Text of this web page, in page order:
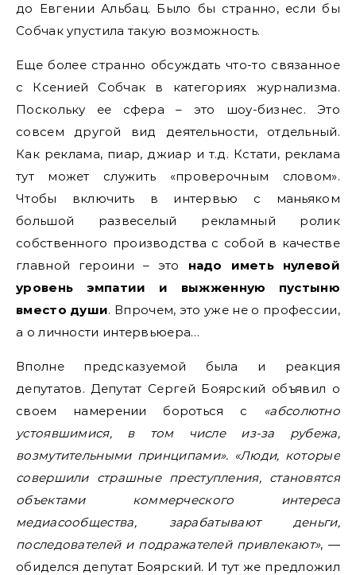
до Евгении Альбац. Было бы странно, если бы
Собчак упустила такую возможность.
Еще более странно обсуждать что-то связанное
с Ксенией Собчак в категориях журнализма.
Поскольку ее сфера – это шоу-бизнес. Это
совсем другой вид деятельности, отдельный.
Как реклама, пиар, джиар и т.д. Кстати, реклама
тут может служить «проверочным словом».
Чтобы включить в интервью с маньяком
большой развеселый рекламный ролик
собственного производства с собой в качестве
главной героини – это надо иметь нулевой
уровень эмпатии и выжженную пустыню
вместо души. Впрочем, это уже не о профессии,
а о личности интервьюера…
Вполне предсказуемой была и реакция
депутатов. Депутат Сергей Боярский объявил о
своем намерении бороться с
«абсолютно
устоявшимися, в том числе из-за рубежа,
возмутительными принципами». «Люди, которые
совершили страшные преступления, становятся
объектами коммерческого интереса
медиасообщества, зарабатывают деньги,
последователей и подражателей привлекают», —
обиделся депутат Боярский. И тут же предложил